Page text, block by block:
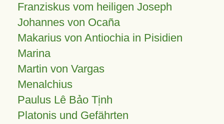
Franziskus vom heiligen Joseph
Johannes von Ocaña
Makarius von Antiochia in Pisidien
Marina
Martin von Vargas
Menalchius
Paulus Lê Bảo Tịnh
Platonis und Gefährten